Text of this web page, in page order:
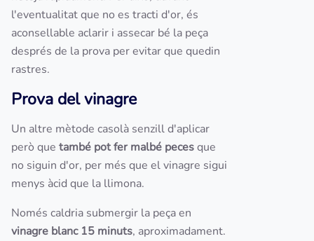
l'eventualitat que no es tracti d'or, és
aconsellable aclarir i assecar bé la peça
després de la prova per evitar que quedin
rastres.
Prova del vinagre
Un altre mètode casolà senzill d'aplicar
però que també pot fer malbé pecesque
no siguin d'or, per més que el vinagre sigui
menys àcid que la llimona.
Només caldria submergir la peça en
vinagre blanc 15 minuts, aproximadament.